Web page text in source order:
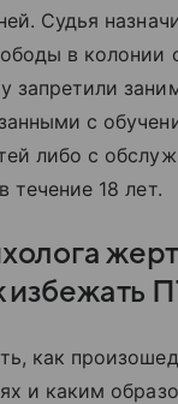
Судья
в колонии
запретили
с
либо с
течение 18 лет.
избежать
как
и каким